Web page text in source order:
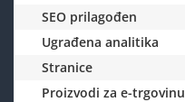
SEO prilagođen
Ugrađena analitika
Stranice
Proizvodi za e-trgovinu